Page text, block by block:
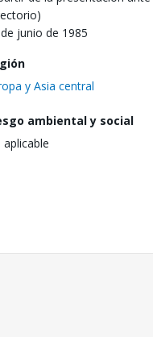
junio de 1985
y Asia central
ambiental y social
aplicable